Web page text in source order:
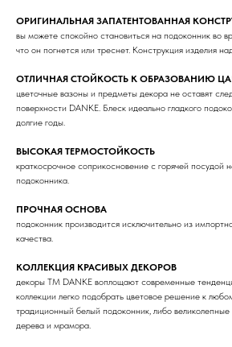
ОРИГИНАЛЬНАЯ ЗАПАТЕНТОВАННАЯ
вы можете спокойно становиться на подоконник во
что он погнется или треснет. Конструкция изделия
ОТЛИЧНАЯ СТОЙКОСТЬ К ОБРАЗОВАНИЮ
цветочные вазоны и предметы декора не оставят
поверхности DANKE. Блеск идеально гладкого
долгие годы.
ВЫСОКАЯ ТЕРМОСТОЙКОСТЬ
краткосрочное соприкосновение с горячей посудой
подоконника.
ПРОЧНАЯ ОСНОВА
подоконник производится исключительно из
качества.
КОЛЛЕКЦИЯ КРАСИВЫХ ДЕКОРОВ
декоры ТМ DANKE воплощают современные
коллекции легко подобрать цветовое решение к
традиционный белый подоконник, либо
дерева и мрамора.